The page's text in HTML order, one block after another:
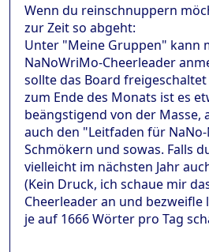
Wenn du reinschnuppern
zur Zeit so abgeht:
Unter "Meine Gruppen" kann
NaNoWriMo-Cheerleader
sollte das Board
zum Ende des Monats ist es
beängstigend von der Masse,
auch den "Leitfaden für
Schmökern und sowas. Falls
vielleicht im nächsten Jahr
(Kein Druck, ich schaue mir
Cheerleader an und bezweifle
je auf 1666 Wörter pro Tag